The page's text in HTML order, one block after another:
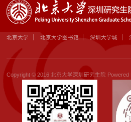
北京大学 北京大学图书馆 深圳大学城
Copyright © 2016 北京大学深圳研究生院